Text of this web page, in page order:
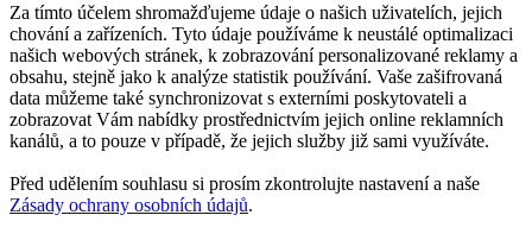
Za tímto účelem shromažďujeme údaje o našich uživatelích, jejich
chování a zařízeních. Tyto údaje používáme k neustálé optimalizaci
našich webových stránek, k zobrazování personalizované reklamy a
obsahu, stejně jako k analýze statistik používání. Vaše zašifrovaná
data můžeme také synchronizovat s externími poskytovateli a
zobrazovat Vám nabídky prostřednictvím jejich online reklamních
kanálů, a to pouze v případě, že jejich služby již sami využíváte.
Před udělením souhlasu si prosím zkontrolujte nastavení a naše
Zásady ochrany osobních údajů.